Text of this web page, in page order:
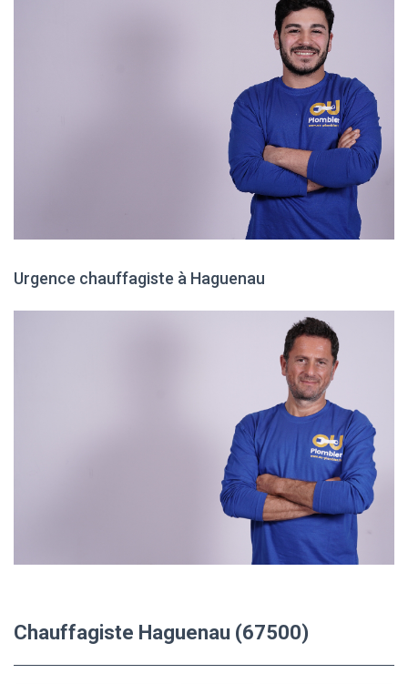
Urgence chauffagiste à Haguenau
Chauffagiste Haguenau (67500)